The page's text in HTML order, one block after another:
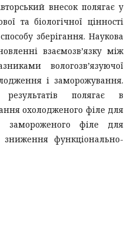
внесок полягає у
та біологічної цінності
зберігання. Наукова
взаємозв’язку між
вологозв’язуючої
і заморожування.
полягає в
охолодженого філе для
замороженого філе для
зниження функціонально-